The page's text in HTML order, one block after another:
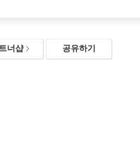
너샵 공유하기